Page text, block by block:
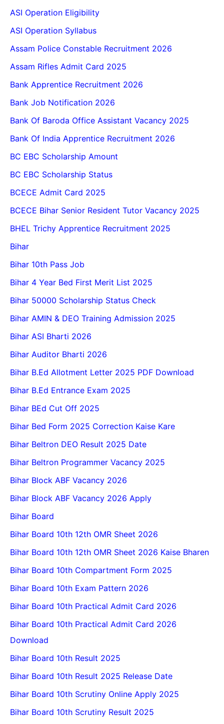
ASI Operation Eligibility
ASI Operation Syllabus
Assam Police Constable Recruitment 2026
Assam Rifles Admit Card 2025
Bank Apprentice Recruitment 2026
Bank Job Notification 2026
Bank Of Baroda Office Assistant Vacancy 2025
Bank Of India Apprentice Recruitment 2026
BC EBC Scholarship Amount
BC EBC Scholarship Status
BCECE Admit Card 2025
BCECE Bihar Senior Resident Tutor Vacancy 2025
BHEL Trichy Apprentice Recruitment 2025
Bihar
Bihar 10th Pass Job
Bihar 4 Year Bed First Merit List 2025
Bihar 50000 Scholarship Status Check
Bihar AMIN & DEO Training Admission 2025
Bihar ASI Bharti 2026
Bihar Auditor Bharti 2026
Bihar B.Ed Allotment Letter 2025 PDF Download
Bihar B.Ed Entrance Exam 2025
Bihar BEd Cut Off 2025
Bihar Bed Form 2025 Correction Kaise Kare
Bihar Beltron DEO Result 2025 Date
Bihar Beltron Programmer Vacancy 2025
Bihar Block ABF Vacancy 2026
Bihar Block ABF Vacancy 2026 Apply
Bihar Board
Bihar Board 10th 12th OMR Sheet 2026
Bihar Board 10th 12th OMR Sheet 2026 Kaise Bharen
Bihar Board 10th Compartment Form 2025
Bihar Board 10th Exam Pattern 2026
Bihar Board 10th Practical Admit Card 2026
Bihar Board 10th Practical Admit Card 2026
Download
Bihar Board 10th Result 2025
Bihar Board 10th Result 2025 Release Date
Bihar Board 10th Scrutiny Online Apply 2025
Bihar Board 10th Scrutiny Result 2025